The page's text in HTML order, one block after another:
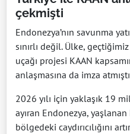
çekmişti
Endonezya’nın savunma
sınırlı değil. Ülke,
uçağı projesi KAAN
anlaşmasına da imza
2026 yılı için yaklaşık 19
ayıran Endonezya,
bölgedeki caydırıcılığını